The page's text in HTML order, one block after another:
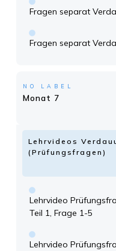
Fragen separat
Fragen separat
NO LABEL
Monat 7
Lehrvideos
(Prüfungsfragen)
Lehrvideo
Teil 1, Frage 1-5
Lehrvideo